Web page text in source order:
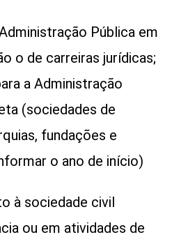
Pública em
o de carreiras jurídicas;
a Administração
(sociedades de
fundações e
o ano de início)
à sociedade civil
ou em atividades de